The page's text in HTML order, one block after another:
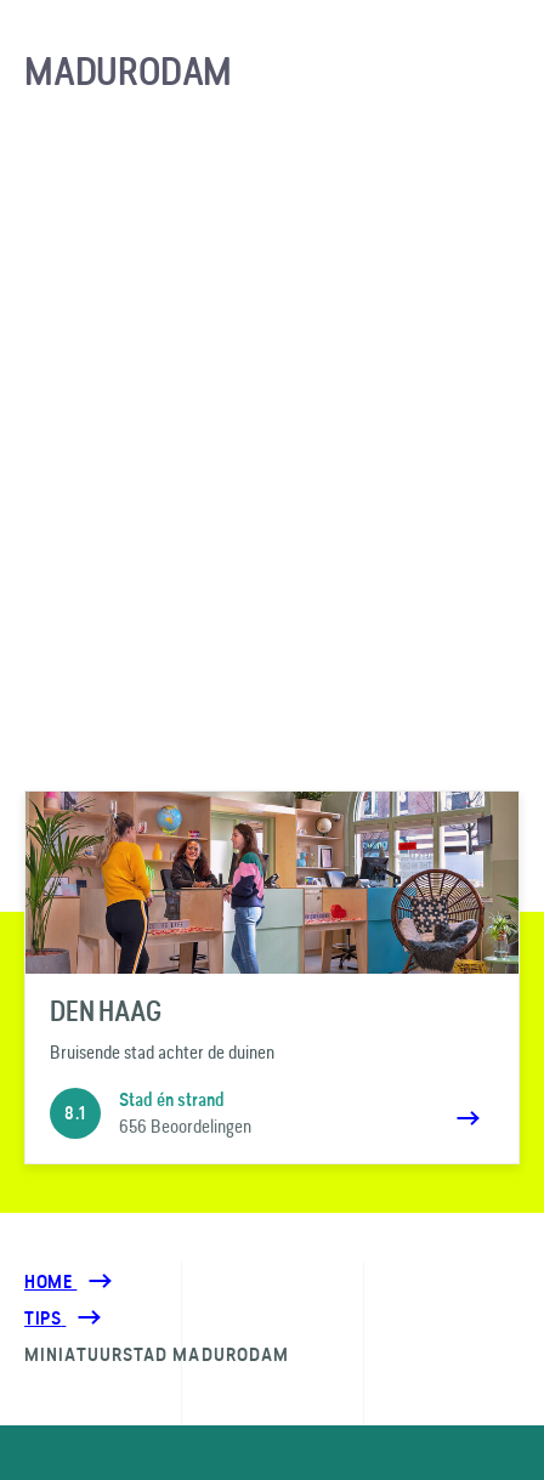
MADURODAM
DEN HAAG
Bruisende stad achter de duinen
8.1
Stad én strand
656 Beoordelingen
HOME
TIPS
MINIATUURSTAD MADURODAM